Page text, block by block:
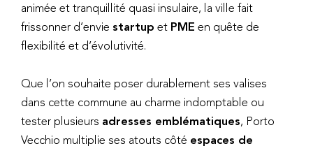
animée et tranquillité quasi insulaire, la ville fait
frissonner d’envie startup et PME en quête de
flexibilité et d’évolutivité.
Que l’on souhaite poser durablement ses valises
dans cette commune au charme indomptable ou
tester plusieurs adresses emblématiques, Porto
Vecchio multiplie ses atouts côté espaces de